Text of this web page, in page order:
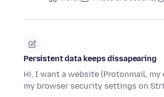
Persistent data keeps dissapearing
Hi, I want a website (Protonmail,
my browser security settings on